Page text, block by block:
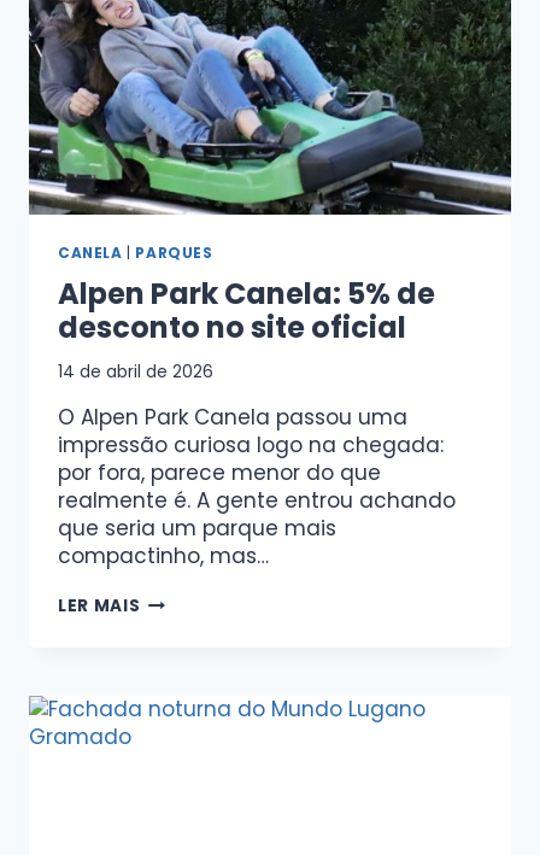
CANELA PARQUES
Alpen Park Canela: 5% de
desconto no site oficial
14 de abril de 2026
O Alpen Park Canela passou uma
impressão curiosa logo na chegada:
por fora, parece menor do que
realmente é. A gente entrou achando
que seria um parque mais
compactinho, mas…
LER MAIS